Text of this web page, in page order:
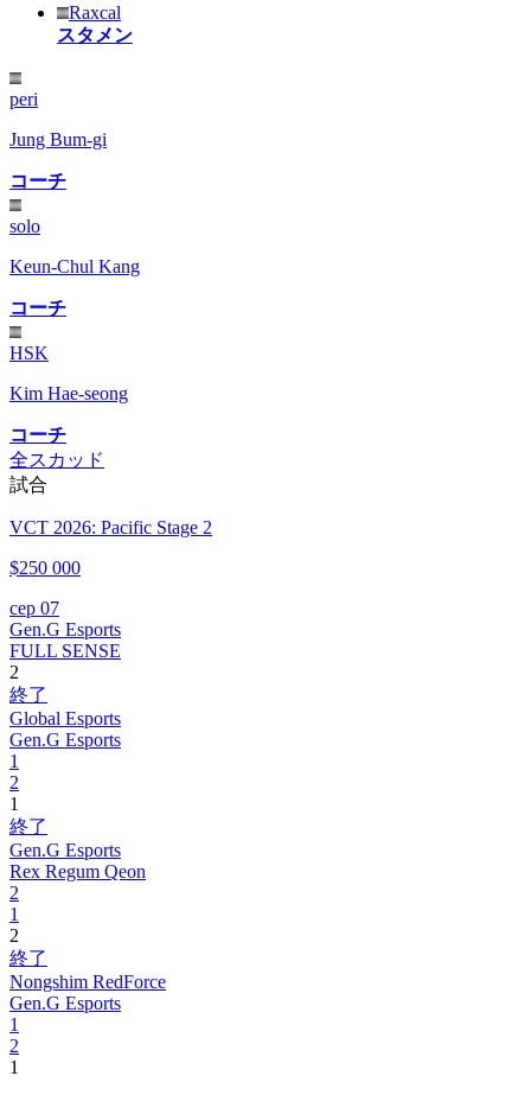
Raxcal
スタメン
peri
Jung Bum-gi
コーチ
solo
Keun-Chul Kang
コーチ
HSK
Kim Hae-seong
コーチ
全スカッド
試合
VCT 2026: Pacific Stage 2
$250 000
сер 07
Gen.G Esports
FULL SENSE
2
終了
Global Esports
Gen.G Esports
1
2
1
終了
Gen.G Esports
Rex Regum Qeon
2
1
2
終了
Nongshim RedForce
Gen.G Esports
1
2
1